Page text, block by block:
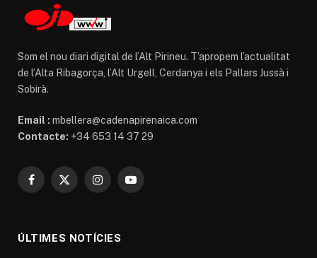
Som el nou diari digital de l’Alt Pirineu. T’apropem l’actualitat
de l’Alta Ribagorça, l’Alt Urgell, Cerdanya i els Pallars Jussà i
Sobirà.
Email : mbellera@cadenapirenaica.com
Contacte: +34 653 14 37 29
Facebook
X
InstagramYouTube
ÚLTIMES NOTÍCIES